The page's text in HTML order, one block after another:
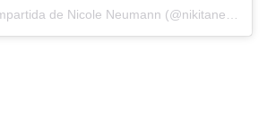
de Nicole Neumann (@nikitaneumannoficial) el